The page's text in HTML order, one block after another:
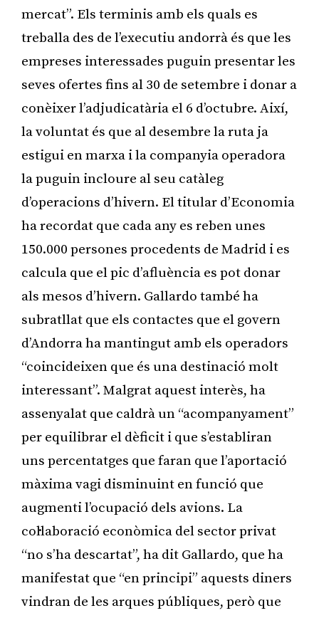
mercat”. Els terminis amb els quals es
treballa des de l’executiu andorrà és que les
empreses interessades puguin presentar les
seves ofertes fins al 30 de setembre i donar a
conèixer l’adjudicatària el 6 d’octubre. Així,
la voluntat és que al desembre la ruta ja
estigui en marxa i la companyia operadora
la puguin incloure al seu catàleg
d’operacions d’hivern. El titular d’Economia
ha recordat que cada any es reben unes
150.000 persones procedents de Madrid i es
calcula que el pic d’afluència es pot donar
als mesos d’hivern. Gallardo també ha
subratllat que els contactes que el govern
d’Andorra ha mantingut amb els operadors
“coincideixen que és una destinació molt
interessant”. Malgrat aquest interès, ha
assenyalat que caldrà un “acompanyament”
per equilibrar el dèficit i que s’establiran
uns percentatges que faran que l’aportació
màxima vagi disminuint en funció que
augmenti l’ocupació dels avions. La
col·laboració econòmica del sector privat
“no s’ha descartat”, ha dit Gallardo, que ha
manifestat que “en principi” aquests diners
vindran de les arques públiques, però que